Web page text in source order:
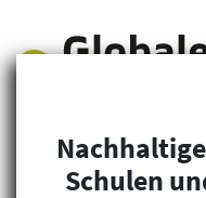
Humanitäre Hilfe
Schulen